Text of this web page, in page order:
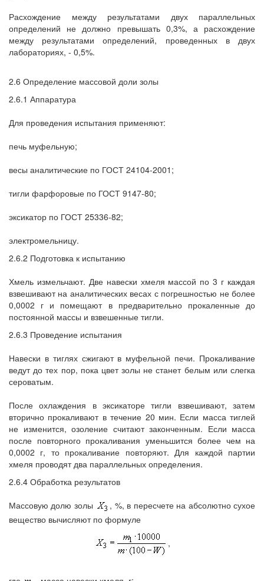
Расхождение между результатами двух параллельных
определений не должно превышать 0,3%, а расхождение
между результатами определений, проведенных в двух
лабораториях, - 0,5%.
2.6 Определение массовой доли золы
2.6.1 Аппаратура
Для проведения испытания применяют:
печь муфельную;
весы аналитические по ГОСТ 24104-2001;
тигли фарфоровые по ГОСТ 9147-80;
эксикатор по ГОСТ 25336-82;
электромельницу.
2.6.2 Подготовка к испытанию
Хмель измельчают. Две навески хмеля массой по 3 г каждая
взвешивают на аналитических весах с погрешностью не более
0,0002 г и помещают в предварительно прокаленные до
постоянной массы и взвешенные тигли.
2.6.3 Проведение испытания
Навески в тиглях сжигают в муфельной печи. Прокаливание
ведут до тех пор, пока цвет золы не станет белым или слегка
сероватым.
После охлаждения в эксикаторе тигли взвешивают, затем
вторично прокаливают в течение 20 мин. Если масса тиглей
не изменится, озоление считают законченным. Если масса
после повторного прокаливания уменьшится более чем на
0,0002 г, то прокаливание повторяют. Для каждой партии
хмеля проводят два параллельных определения.
2.6.4 Обработка результатов
Массовую долю золы
, %, в пересчете на абсолютно сухое
вещество вычисляют по формуле
,